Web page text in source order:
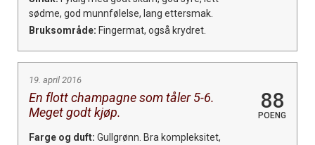
sødme, god munnfølelse, lang ettersmak.
Bruksområde: Fingermat, også krydret.
19. april 2016
En flott champagne som tåler 5-6.
Meget godt kjøp.
88
POENG
Farge og duft: Gullgrønn. Bra kompleksitet,